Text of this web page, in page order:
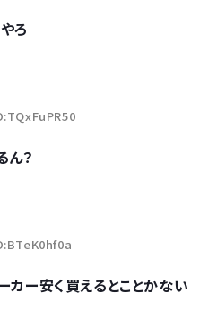
ろ
ん？
ー安く買えるとことかない